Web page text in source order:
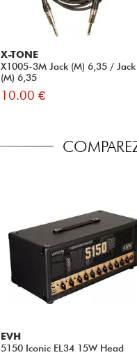
X-TONE
X1005-3M Jack (M) 6,35 / Jack
(M) 6,35
10.00 €
EVH
5150 Iconic EL34 15W Head